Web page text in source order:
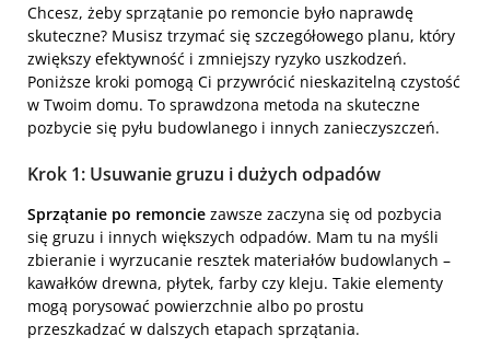
Chcesz, żeby sprzątanie po remoncie było naprawdę
skuteczne? Musisz trzymać się szczegółowego planu, który
zwiększy efektywność i zmniejszy ryzyko uszkodzeń.
Poniższe kroki pomogą Ci przywrócić nieskazitelną czystość
w Twoim domu. To sprawdzona metoda na skuteczne
pozbycie się pyłu budowlanego i innych zanieczyszczeń.
Krok 1: Usuwanie gruzu i dużych odpadów
Sprzątanie po remoncie zawsze zaczyna się od pozbycia
się gruzu i innych większych odpadów. Mam tu na myśli
zbieranie i wyrzucanie resztek materiałów budowlanych –
kawałków drewna, płytek, farby czy kleju. Takie elementy
mogą porysować powierzchnie albo po prostu
przeszkadzać w dalszych etapach sprzątania.